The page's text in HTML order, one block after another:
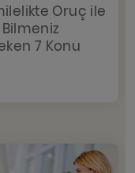
Oruç ile
7 Konu